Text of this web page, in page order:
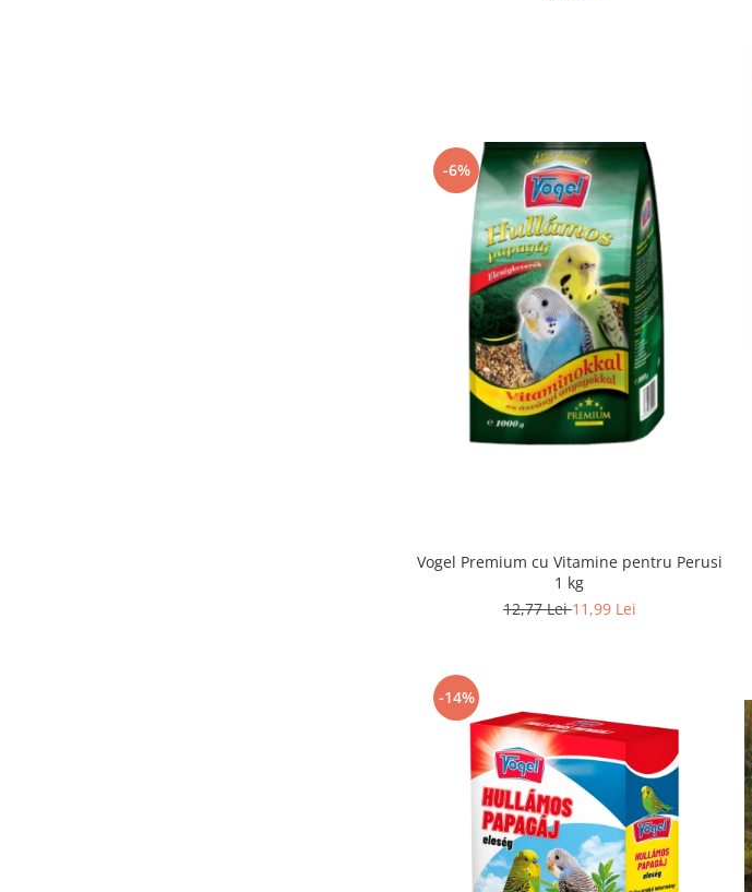
-6%
Vogel Premium cu Vitamine pentru Perusi
1 kg
12,77 Lei11,99 Lei
-14%